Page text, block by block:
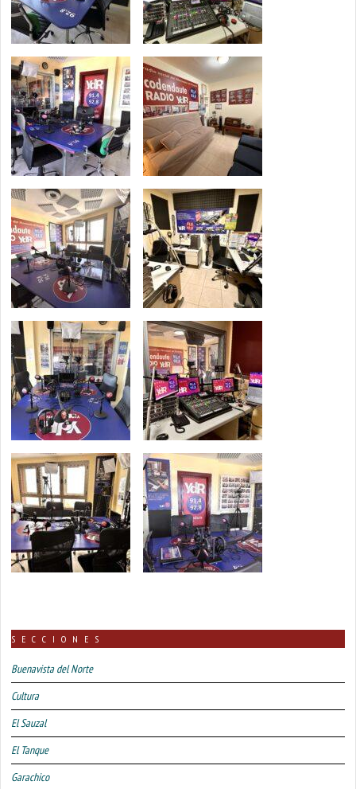
SECCIONES
Buenavista del Norte
Cultura
El Sauzal
El Tanque
Garachico